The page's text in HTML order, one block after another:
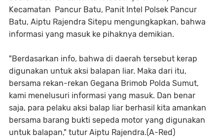
Kecamatan Pancur Batu, Panit Intel Polsek Pancur
Batu, Aiptu Rajendra Sitepu mengungkapkan, bahwa
informasi yang masuk ke pihaknya demikian.
"Berdasarkan info, bahwa di daerah tersebut kerap
digunakan untuk aksi balapan liar. Maka dari itu,
bersama rekan-rekan Gegana Brimob Polda Sumut,
kami menelusuri informasi yang masuk. Dan benar
saja, para pelaku aksi balap liar berhasil kita amankan
bersama barang bukti sepeda motor yang digunakan
untuk balapan," tutur Aiptu Rajendra.(A-Red)